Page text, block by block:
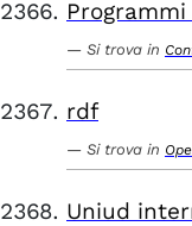
Si trova in
rdf
Si trova in
Uniud